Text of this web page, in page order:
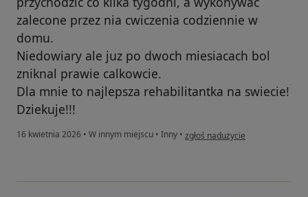
zalecone przez nia cwiczenia codziennie w
domu.
Niedowiary ale juz po dwoch miesiacach bol
zniknal prawie calkowcie.
Dla mnie to najlepsza rehabilitantka na swiecie!
Dziekuje!!!
16 kwietnia 2026 • W innym miejscu • Inny • w opinii użytkownika Marcin
zgłoś nadużycie